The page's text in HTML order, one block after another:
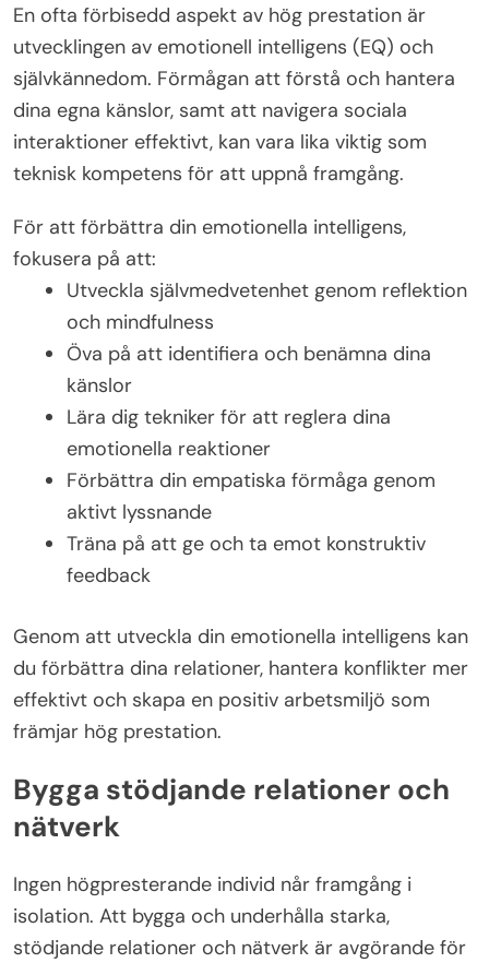
En ofta förbisedd aspekt av hög prestation är
utvecklingen av emotionell intelligens (EQ) och
självkännedom. Förmågan att förstå och hantera
dina egna känslor, samt att navigera sociala
interaktioner effektivt, kan vara lika viktig som
teknisk kompetens för att uppnå framgång.
För att förbättra din emotionella intelligens,
fokusera på att:
Utveckla självmedvetenhet genom reflektion
och mindfulness
Öva på att identifiera och benämna dina
känslor
Lära dig tekniker för att reglera dina
emotionella reaktioner
Förbättra din empatiska förmåga genom
aktivt lyssnande
Träna på att ge och ta emot konstruktiv
feedback
Genom att utveckla din emotionella intelligens kan
du förbättra dina relationer, hantera konflikter mer
effektivt och skapa en positiv arbetsmiljö som
främjar hög prestation.
Bygga stödjande relationer och
nätverk
Ingen högpresterande individ når framgång i
isolation. Att bygga och underhålla starka,
stödjande relationer och nätverk är avgörande för